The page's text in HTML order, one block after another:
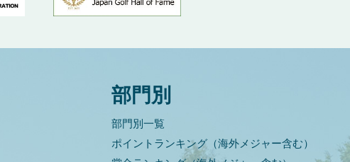
部門別
部門別一覧
ポイントランキング（海外メジャー含む）